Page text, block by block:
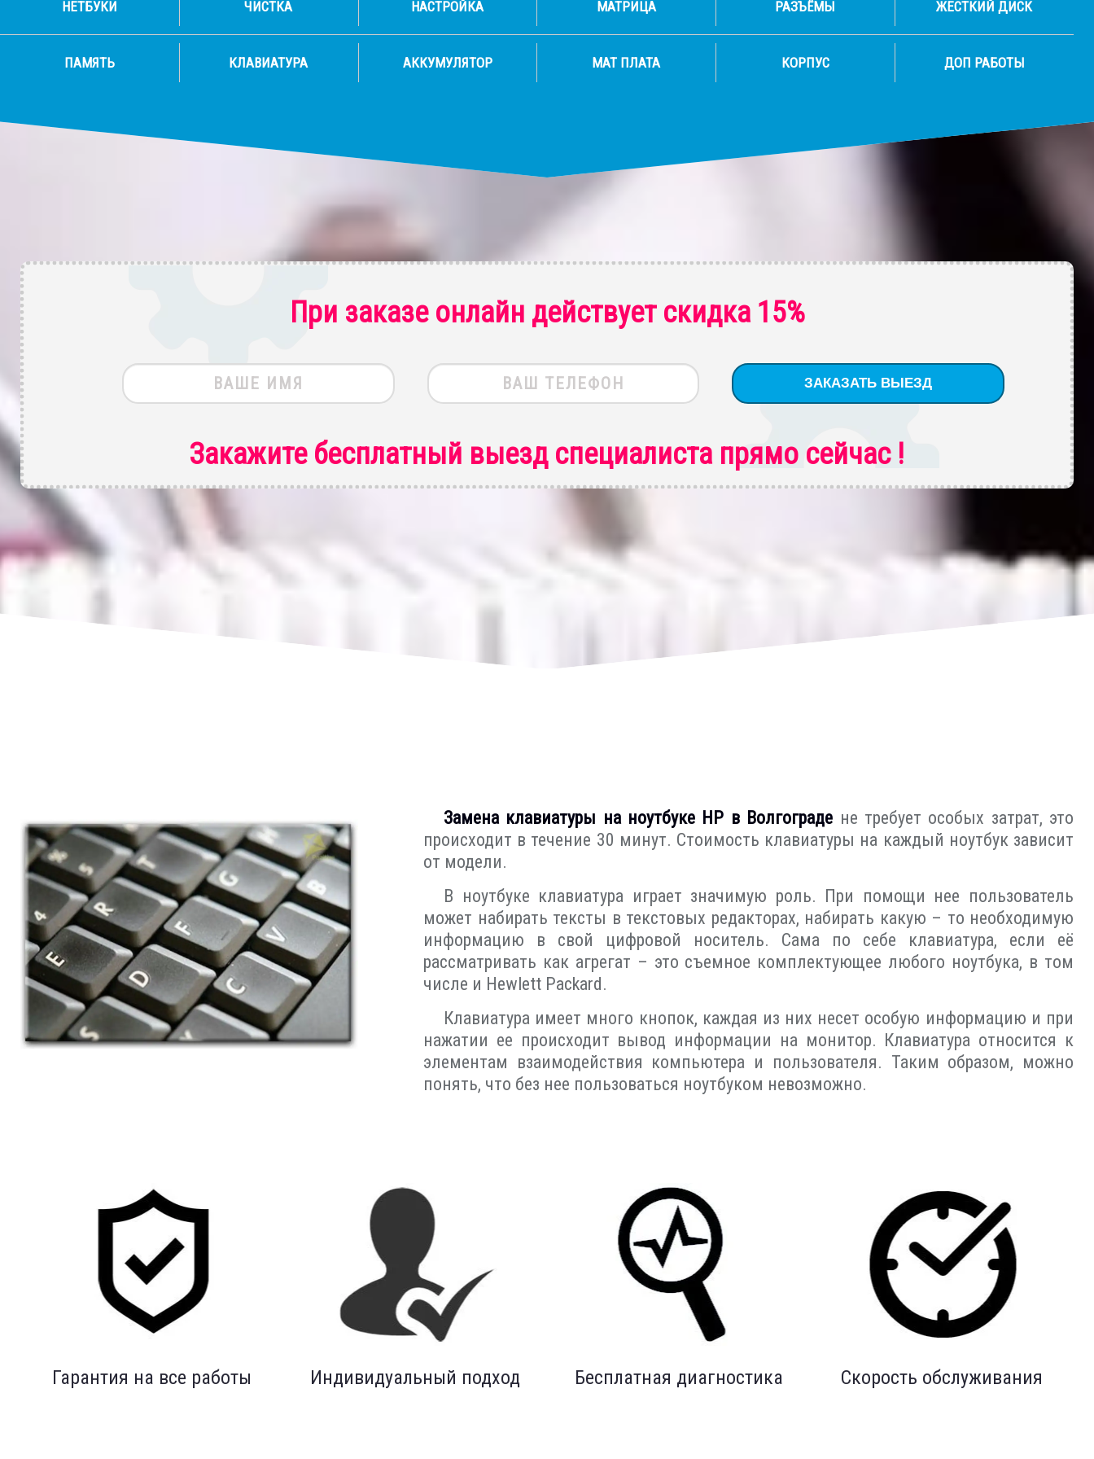
НЕТБУКИ ЧИСТКА НАСТРОЙКА МАТРИЦА РАЗЪЁМЫ ЖЕСТКИЙ ДИСК
ПАМЯТЬ КЛАВИАТУРА АККУМУЛЯТОР МАТ ПЛАТА КОРПУС ДОП РАБОТЫ
При заказе онлайн действует скидка 15%
Закажите бесплатный выезд специалиста прямо сейчас !
Замена клавиатуры на ноутбуке HP в Волгограде не требует особых затрат, это
происходит в течение 30 минут. Стоимость клавиатуры на каждый ноутбук зависит
от модели.
В ноутбуке клавиатура играет значимую роль. При помощи нее пользователь
может набирать тексты в текстовых редакторах, набирать какую – то необходимую
информацию в свой цифровой носитель. Сама по себе клавиатура, если её
рассматривать как агрегат – это съемное комплектующее любого ноутбука, в том
числе и Hewlett Packard.
Клавиатура имеет много кнопок, каждая из них несет особую информацию и при
нажатии ее происходит вывод информации на монитор. Клавиатура относится к
элементам взаимодействия компьютера и пользователя. Таким образом, можно
понять, что без нее пользоваться ноутбуком невозможно.
Гарантия на все работы Индивидуальный подход Бесплатная диагностика Скорость обслуживания